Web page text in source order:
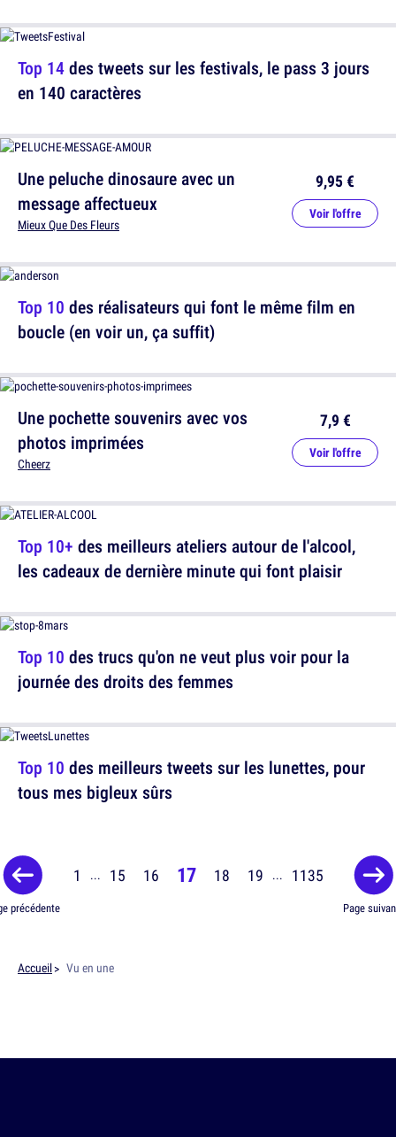
Une peluche dinosaure avec un
message affectueux
Mieux Que Des Fleurs
9,95 €
Voir l'offre
Une pochette souvenirs avec vos
photos imprimées
Cheerz
7,9 €
Voir l'offre
Top 10 des trucs qu'on ne veut plus voir pour la
journée des droits des femmes
Top 14des tweets sur les festivals, le pass 3 jours
en 140 caractères
Top 10 des réalisateurs qui font le même film en
boucle (en voir un, ça suffit)
Top 10+ des meilleurs ateliers autour de l'alcool,
les cadeaux de dernière minute qui font plaisir
Top 10 des meilleurs tweets sur les lunettes, pour
tous mes bigleux sûrs
précédente
1 ... 15 16 17 18 19 ... 1135
Page
Accueil Vu en une